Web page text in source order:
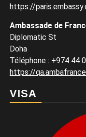
https://
Ambassade de
Diplomatic St
Doha
Téléphone : +974 44
https://
VISA